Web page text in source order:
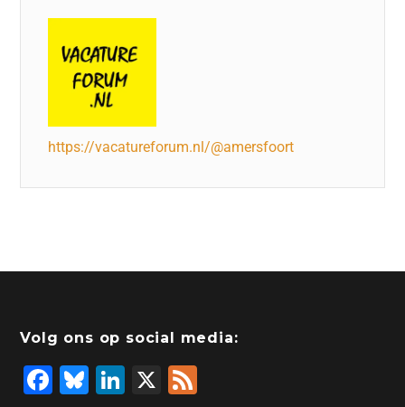
https://vacatureforum.nl/@amersfoort
Volg ons op social media:
F
Bl
Li X